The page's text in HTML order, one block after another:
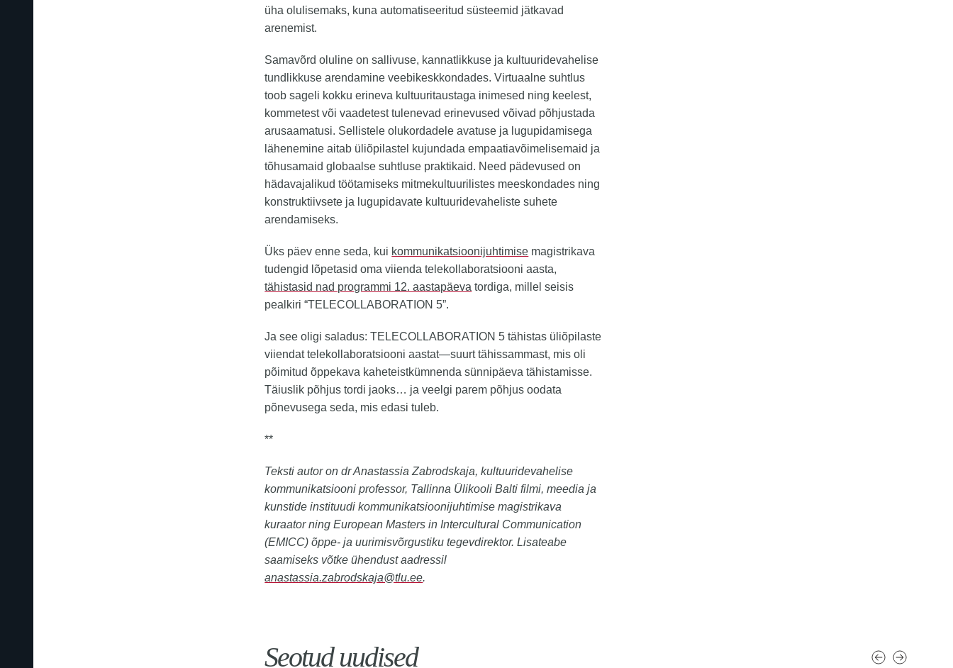
üha olulisemaks, kuna automatiseeritud süsteemid jätkavad
arenemist.
Samavõrd oluline on sallivuse, kannatlikkuse ja kultuuridevahelise
tundlikkuse arendamine veebikeskkondades. Virtuaalne suhtlus
toob sageli kokku erineva kultuuritaustaga inimesed ning keelest,
kommetest või vaadetest tulenevad erinevused võivad põhjustada
arusaamatusi. Sellistele olukordadele avatuse ja lugupidamisega
lähenemine aitab üliõpilastel kujundada empaatiavõimelisemaid ja
tõhusamaid globaalse suhtluse praktikaid. Need pädevused on
hädavajalikud töötamiseks mitmekultuurilistes meeskondades ning
konstruktiivsete ja lugupidavate kultuuridevaheliste suhete
arendamiseks.
Üks päev enne seda, kui kommunikatsioonijuhtimise magistrikava
tudengid lõpetasid oma viienda telekollaboratsiooni aasta,
tähistasid nad programmi 12. aastapäeva tordiga, millel seisis
pealkiri “TELECOLLABORATION 5”.
Ja see oligi saladus: TELECOLLABORATION 5 tähistas üliõpilaste
viiendat telekollaboratsiooni aastat—suurt tähissammast, mis oli
põimitud õppekava kaheteistkümnenda sünnipäeva tähistamisse.
Täiuslik põhjus tordi jaoks… ja veelgi parem põhjus oodata
põnevusega seda, mis edasi tuleb.
**
Teksti autor on dr Anastassia Zabrodskaja, kultuuridevahelise
kommunikatsiooni professor, Tallinna Ülikooli Balti filmi, meedia ja
kunstide instituudi kommunikatsioonijuhtimise magistrikava
kuraator ning European Masters in Intercultural Communication
(EMICC) õppe- ja uurimisvõrgustiku tegevdirektor. Lisateabe
saamiseks võtke ühendust aadressil
anastassia.zabrodskaja@tlu.ee.
Seotud uudised